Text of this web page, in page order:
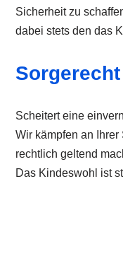
Sicherheit zu
dabei stets den das
Scheitert eine
Wir kämpfen an
rechtlich geltend
Das Kindeswohl ist